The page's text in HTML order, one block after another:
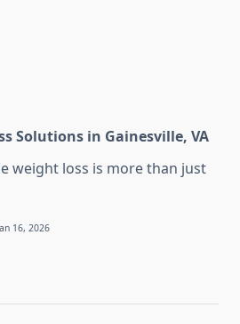
Solutions in Gainesville, VA
weight loss is more than just
16, 2026